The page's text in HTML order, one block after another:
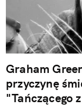
Graham
przyczynę
"Tańczącego